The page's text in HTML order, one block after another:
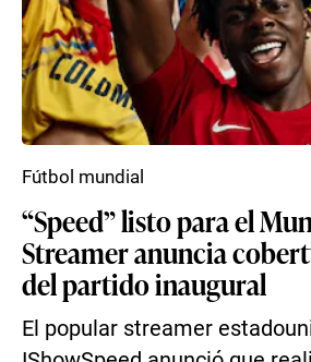
“Speed” listo para el
Streamer anuncia
del partido inaugural
El popular streamer
Fútbol mundial